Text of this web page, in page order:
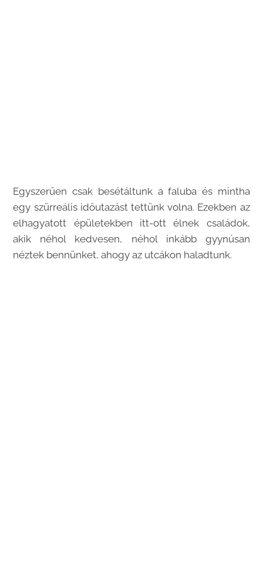
Egyszerűen csak besétáltunk a faluba és mintha
egy szürreális időutazást tettünk volna. Ezekben az
elhagyatott épületekben itt-ott élnek családok,
akik néhol kedvesen, néhol inkább gyynúsan
néztek bennünket, ahogy az utcákon haladtunk.